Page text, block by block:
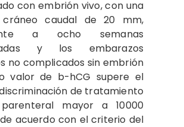
con embrión vivo, con una
cráneo caudal de 20 mm,
a ocho semanas
y los embarazos
no complicados sin embrión
valor de b-hCG supere el
de tratamiento
mayor a 10000
acuerdo con el criterio del